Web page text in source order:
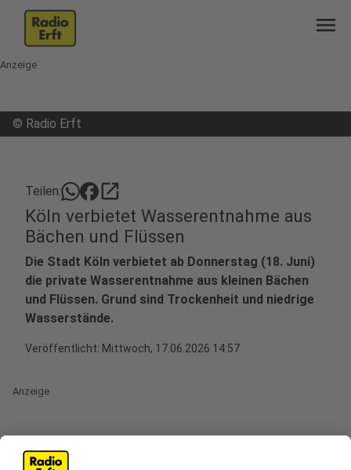
menu
Anzeige
© Radio Erft
Teilen: open_in_new
Köln verbietet Wasserentnahme aus
Bächen und Flüssen
Die Stadt Köln verbietet ab Donnerstag (18. Juni)
die private Wasserentnahme aus kleinen Bächen
und Flüssen. Grund sind Trockenheit und niedrige
Wasserstände.
Veröffentlicht: Mittwoch, 17.06.2026 14:57
Anzeige
Verbot gilt zunächst bis Ende Oktober